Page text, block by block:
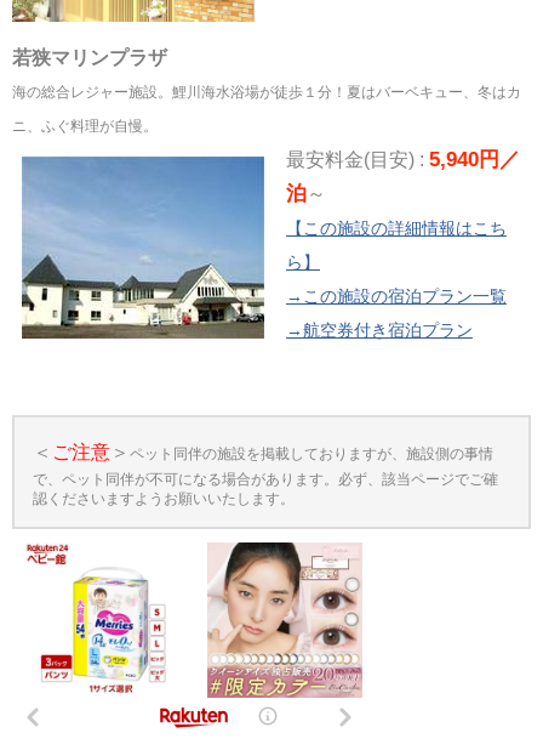
若狭マリンプラザ
海の総合レジャー施設。鯉川海水浴場が徒歩１分！夏はバーベキュー、冬はカ
ニ、ふぐ料理が自慢。
最安料金(目安) : 5,940円／
泊～
【この施設の詳細情報はこち
ら】
→この施設の宿泊プラン一覧
→航空券付き宿泊プラン
＜ ご注意＞ ペット同伴の施設を掲載しておりますが、施設側の事情
で、ペット同伴が不可になる場合があります。必ず、該当ページでご確
認くださいますようお願いいたします。